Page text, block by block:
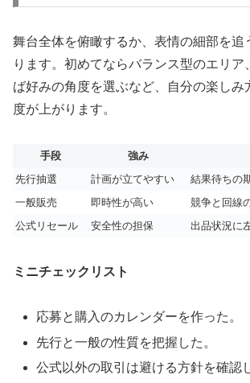
舞台全体を俯瞰するか、表情の細部を追
ります。初めてならバランス型のエリア
ば好みの角度を選ぶなど、自分の楽しみ
度が上がります。
手段 強み
先行抽選
計画が立てやすい
結果待ちの
一般販売
即時性が高い
競争と回線
公式リセール
安全性の担保 出品状況に
ミニチェックリスト
応募と購入のカレンダーを作った。
先行と一般の性質を把握した。
公式以外の取引は避ける方針を確認